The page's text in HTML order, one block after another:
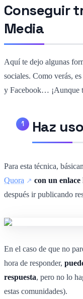
Conseguir
Media
Aquí te dejo algunas
sociales. Como verás,
y Facebook… ¡Aunque
Haz
Para esta técnica,
Quora
con un
después ir publicando
En el caso de que no
hora de responder,
respuesta, pero no lo
estas comunidades).